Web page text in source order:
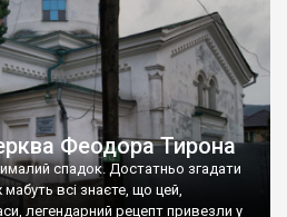
Феодора Тирона
спадок. Достатньо згадати
всі знаєте, що цей,
легендарний рецепт привезли у